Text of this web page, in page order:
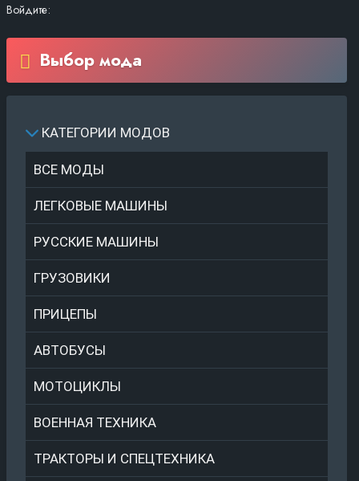
Войдите:
Выбор мода
КАТЕГОРИИ МОДОВ
ВСЕ МОДЫ
ЛЕГКОВЫЕ МАШИНЫ
РУССКИЕ МАШИНЫ
ГРУЗОВИКИ
ПРИЦЕПЫ
АВТОБУСЫ
МОТОЦИКЛЫ
ВОЕННАЯ ТЕХНИКА
ТРАКТОРЫ И СПЕЦТЕХНИКА